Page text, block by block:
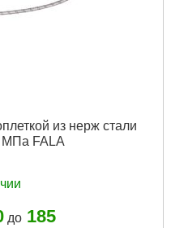
из нерж стали
МПа FALA
до 185